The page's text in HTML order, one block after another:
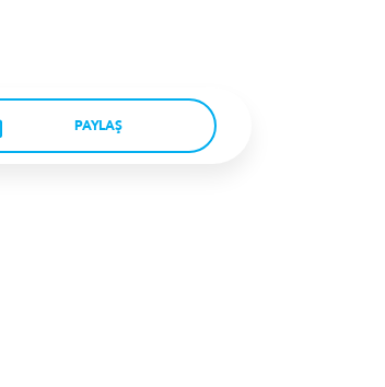
PAYLAŞ